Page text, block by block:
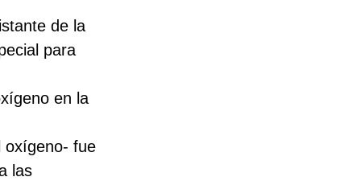
de la
para
en la
oxígeno- fue
las